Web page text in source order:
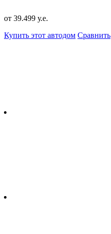
от 39.499 у.е.
Купить этот автодом Сравнить